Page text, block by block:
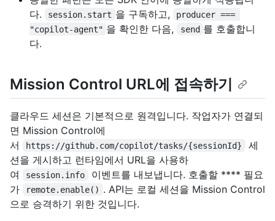
다.
session.start 을 구독하고,
producer ===
"copilot-agent" 을 확인한 다음, send 를 호출합니
다.
Mission Control URL에 접속하기
클라우드 세션은 기본적으로 원격입니다. 작업자가 연결되
면 Mission Control에
서
https://github.com/copilot/tasks/{sessionId}
세
션을 게시하고 런타임에서 URL을 사용하
여
session.info
이벤트를 내보냅니다. 호출할 **** 필요
가
remote.enable() . API는 로컬 세션을 Mission Control
으로 승격하기 위한 것입니다.